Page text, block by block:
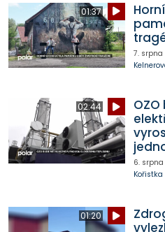
01:37
7.
02:44
6.
Kořistka
01:20